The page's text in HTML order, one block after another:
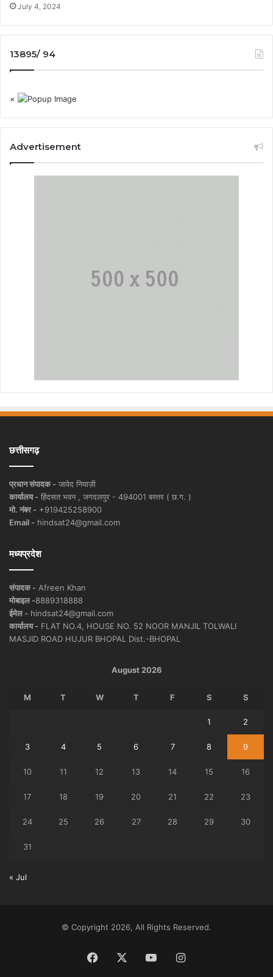
July 4, 2024
13895/ 94
×
Advertisement
छत्तीसगढ़
प्रधान संपादक - जावेद नियाज़ी
कार्यालय - हिंदसत भवन , जगदलपुर - 494001 बस्तर ( छ.ग. )
मो. नंबर - +919425258900
Email - hindsat24@gmail.com
मध्यप्रदेश
संपादक - Afreen Khan
मोबाइल -8889318888
ईमेल - hindsat24@gmail.com
कार्यालय - FLAT NO.4, HOUSE NO. 52 NOOR MANJIL TOLWALI
MASJID ROAD HUJUR BHOPAL Dist.-BHOPAL
August 2026
M T W T F S S
1 2
3 4 5 6 7 8 9
10 11 12 13 14 15 16
17 18 19 20 21 22 23
24 25 26 27 28 29 30
31
« Jul
© Copyright 2026, All Rights Reserved.
Facebook YouTubeInstagram